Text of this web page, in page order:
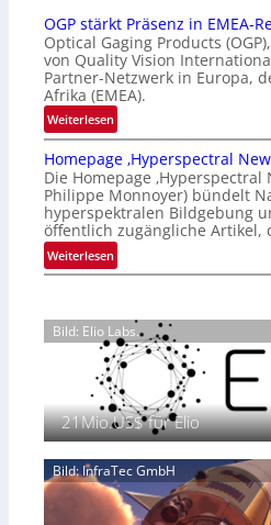
t
i
o
n
l
V
i
s
i
o
n
g
h
t
2
0
2
l
a
n
d
o
b
e
t
e
i
i
g
s
i
c
h
a
n
S
e
r
e
OGP stärkt Präsenz in EMEA-
Optical Gaging Products
von Quality Vision
Partner-Netzwerk in Europa,
Afrika (EMEA).
Weiterlesen:
O
G
P
s
t
ä
r
P
r
ä
s
e
n
i
n
E
Homepage ‚Hyperspectral
Die Homepage ‚Hyperspectral
Philippe Monnoyer) bündelt
hyperspektralen Bildgebung
öffentlich zugängliche Artikel,
Weiterlesen:
H
m
e
p
a
g
e
‚
H
y
p
Bild: Elio Labs.
21Mio.US$ für Elio
Bild: InfraTec GmbH